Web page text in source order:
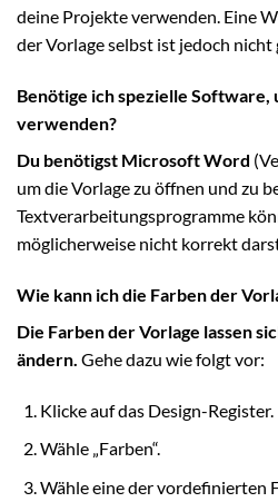
deine Projekte verwenden. Eine
der Vorlage selbst ist jedoch
Benötige ich spezielle Software,
verwenden?
Du benötigst Microsoft Word
um die Vorlage zu öffnen und zu
Textverarbeitungsprogramme
möglicherweise nicht korrekt
Wie kann ich die Farben der
Die Farben der Vorlage lassen
ändern. Gehe dazu wie folgt vor:
Klicke auf das Design-Register.
Wähle „Farben“.
Wähle eine der vordefinierten